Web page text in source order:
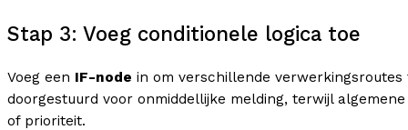
Stap 3: Voeg conditionele logica toe
Voeg een IF-node in om verschillende
doorgestuurd voor onmiddellijke melding, terwijl
of prioriteit.